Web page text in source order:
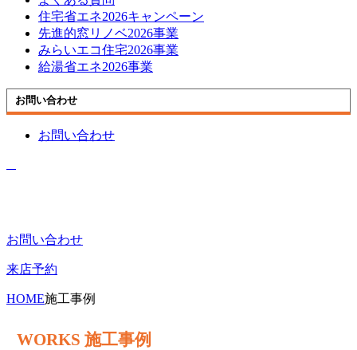
住宅省エネ2026キャンペーン
先進的窓リノベ2026事業
みらいエコ住宅2026事業
給湯省エネ2026事業
お問い合わせ
お問い合わせ
お問い合わせ
来店予約
HOME施工事例
施工事例